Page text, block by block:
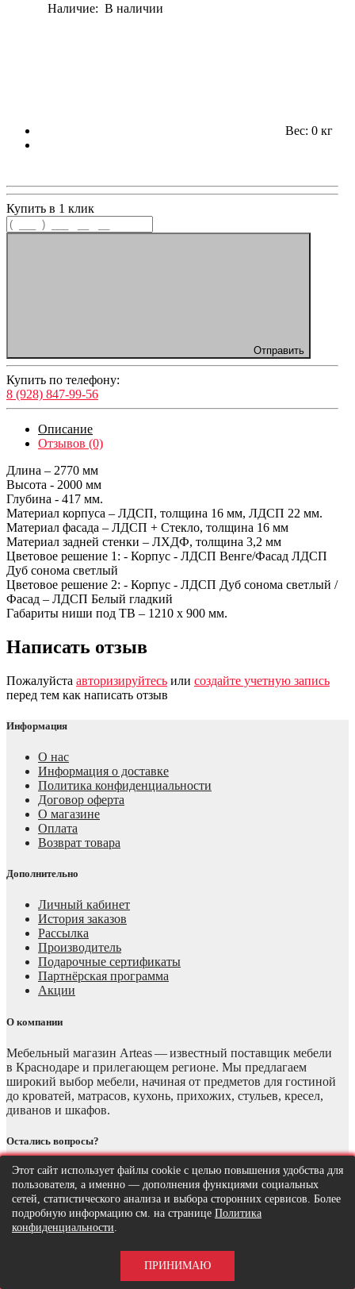
Наличие: В наличии
Вес: 0 кг
Купить в 1 клик
Отправить
Купить по телефону:
8 (928) 847-99-56
Описание
Отзывов (0)
Длина – 2770 мм
Высота - 2000 мм
Глубина - 417 мм.
Материал корпуса – ЛДСП, толщина 16 мм, ЛДСП 22 мм.
Материал фасада – ЛДСП + Стекло, толщина 16 мм
Материал задней стенки – ЛХДФ, толщина 3,2 мм
Цветовое решение 1: - Корпус - ЛДСП Венге/Фасад ЛДСП
Дуб сонома светлый
Цветовое решение 2: - Корпус - ЛДСП Дуб сонома светлый /
Фасад – ЛДСП Белый гладкий
Габариты ниши под ТВ – 1210 х 900 мм.
Написать отзыв
Пожалуйста авторизируйтесь или создайте учетную запись
перед тем как написать отзыв
Информация
О нас
Информация о доставке
Политика конфиденциальности
Договор оферта
О магазине
Оплата
Возврат товара
Дополнительно
Личный кабинет
История заказов
Рассылка
Производитель
Подарочные сертификаты
Партнёрская программа
Акции
О компании
Мебельный магазин Arteas — известный поставщик мебели
в Краснодаре и прилегающем регионе. Мы предлагаем
широкий выбор мебели, начиная от предметов для гостиной
до кроватей, матрасов, кухонь, прихожих, стульев, кресел,
диванов и шкафов.
Остались вопросы?
Телефон : +7 (928) 847-99-56
Время работы: 10:00-20:00
E-mail: 5@arteasmebel.ru
ИНН 236003400394
ОГРНИП 323237500111295
Этот сайт использует файлы cookie с целью повышения удобства для
пользователя, а именно — дополнения функциями социальных
сетей, статистического анализа и выбора сторонних сервисов. Более
подробную информацию см. на странице Политика
конфиденциальности.
ПРИНИМАЮ